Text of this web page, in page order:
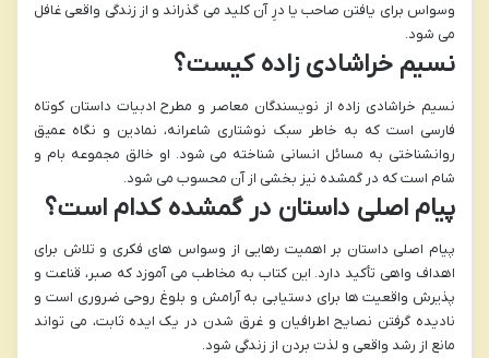
وسواس برای یافتن صاحب یا درِ آن کلید می گذراند و از زندگی واقعی غافل
می شود.
نسیم خراشادی زاده کیست؟
نسیم خراشادی زاده از نویسندگان معاصر و مطرح ادبیات داستان کوتاه
فارسی است که به خاطر سبک نوشتاری شاعرانه، نمادین و نگاه عمیق
روانشناختی به مسائل انسانی شناخته می شود. او خالق مجموعه بام و
شام است که در گمشده نیز بخشی از آن محسوب می شود.
پیام اصلی داستان در گمشده کدام است؟
پیام اصلی داستان بر اهمیت رهایی از وسواس های فکری و تلاش برای
اهداف واهی تأکید دارد. این کتاب به مخاطب می آموزد که صبر، قناعت و
پذیرش واقعیت ها برای دستیابی به آرامش و بلوغ روحی ضروری است و
نادیده گرفتن نصایح اطرافیان و غرق شدن در یک ایده ثابت، می تواند
مانع از رشد واقعی و لذت بردن از زندگی شود.